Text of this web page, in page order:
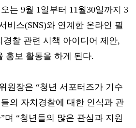
는 9월 1일부터 11월30일까지 3
비스(SNS)와 연계한 온라인 필
경찰 관련 시책 아이디어 제안,
홍보 활동을 하게 된다.
원장은 “청년 서포터즈가 기수
의 자치경찰에 대한 인식과 관
며 “청년들의 많은 관심과 지원